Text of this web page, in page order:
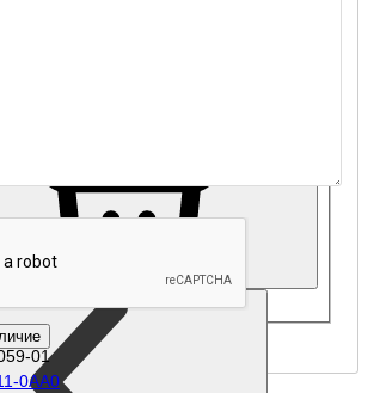
01
0AA0